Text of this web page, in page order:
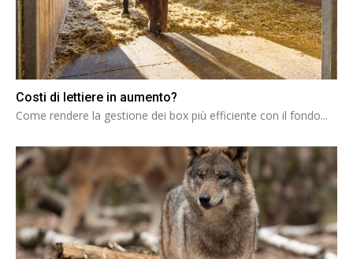
Costi di lettiere in aumento?
Come rendere la gestione dei box più efficiente con il fondo...